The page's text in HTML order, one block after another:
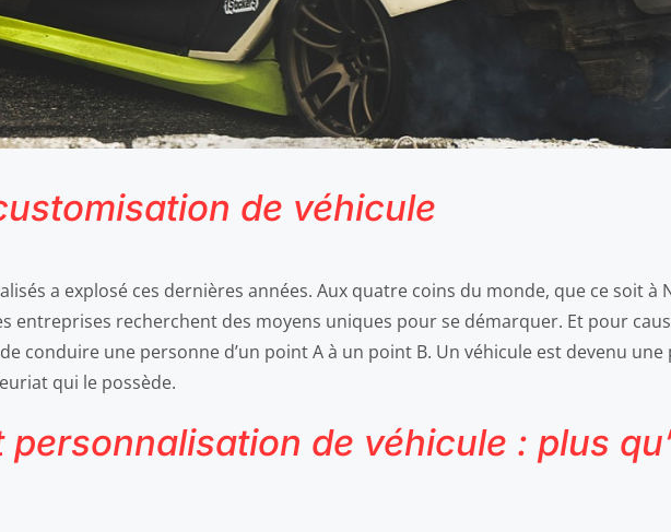
de véhicule
a explosé ces dernières années. Aux quatre coins du monde, que ce soit à
entreprises recherchent des moyens uniques pour se démarquer. Et pour
conduire une personne d’un point A à un point B. Un véhicule est devenu
qui le possède.
de véhicule : plus